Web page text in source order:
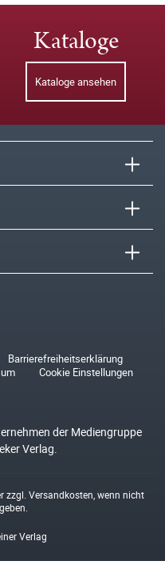
Kataloge
Kataloge ansehen
Barrierefreiheitserklärung
Cookie Einstellungen
der Mediengruppe
Verlag.
zzgl. Versandkosten , wenn nicht
Verlag